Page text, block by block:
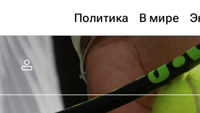
Политика В мире